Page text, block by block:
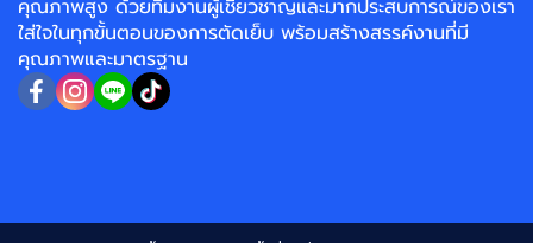
คุณภาพสูง ด้วยทีมงานผู้เชี่ยวชาญและมากประสบการณ์ของเรา
ใส่ใจในทุกขั้นตอนของการตัดเย็บ พร้อมสร้างสรรค์งานที่มี
คุณภาพและมาตรฐาน